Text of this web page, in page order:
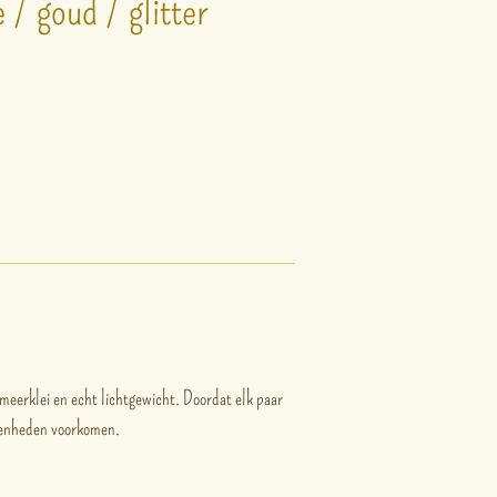
/ goud / glitter
en echt lichtgewicht. Doordat elk paar
voorkomen.